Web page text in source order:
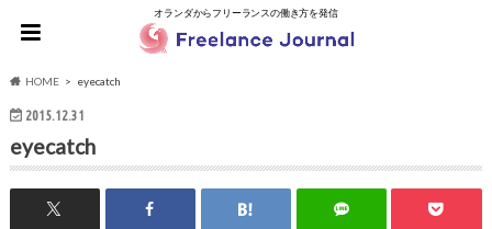
オランダからフリーランスの働き方を発信
HOME eyecatch
2015.12.31
eyecatch